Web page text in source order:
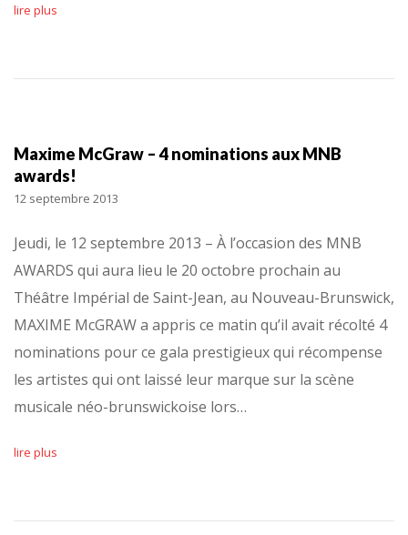
lire plus
Maxime McGraw – 4 nominations aux MNB
awards!
12 septembre 2013
Jeudi, le 12 septembre 2013 – À l’occasion des MNB
AWARDS qui aura lieu le 20 octobre prochain au
Théâtre Impérial de Saint-Jean, au Nouveau-Brunswick,
MAXIME McGRAW a appris ce matin qu’il avait récolté 4
nominations pour ce gala prestigieux qui récompense
les artistes qui ont laissé leur marque sur la scène
musicale néo-brunswickoise lors…
lire plus